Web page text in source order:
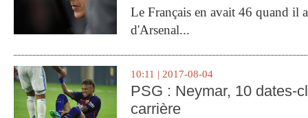
Le Français en avait 46 quand il
d'Arsenal...
10:11 | 2017-08-04
PSG : Neymar, 10 dates-
carrière